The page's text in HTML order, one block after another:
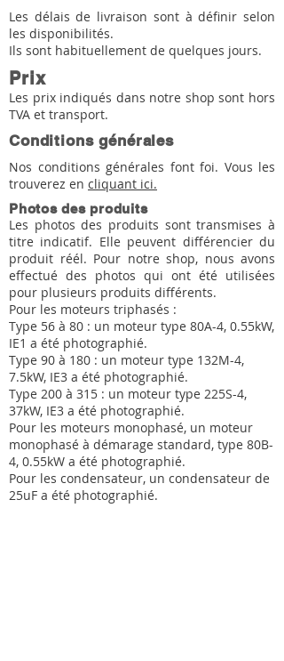
Les délais de livraison sont à définir selon
les disponibilités.
Ils sont habituellement de quelques jours.
Prix
Les prix indiqués dans notre shop sont hors
TVA et transport.
Conditions générales
Nos conditions générales font foi. Vous les
trouverez en cliquant ici.
Photos des produits
Les photos des produits sont transmises à
titre indicatif. Elle peuvent différencier du
produit réél. Pour notre shop, nous avons
effectué des photos qui ont été utilisées
pour plusieurs produits différents.
Pour les moteurs triphasés :
Type 56 à 80 : un moteur type 80A-4, 0.55kW,
IE1 a été photographié.
Type 90 à 180 : un moteur type 132M-4,
7.5kW, IE3 a été photographié.
Type 200 à 315 : un moteur type 225S-4,
37kW, IE3 a été photographié.
Pour les moteurs monophasé, un moteur
monophasé à démarage standard, type 80B-
4, 0.55kW a été photographié.
Pour les condensateur, un condensateur de
25uF a été photographié.